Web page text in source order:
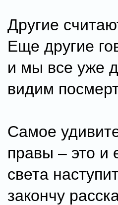
Другие
Еще другие
и мы все уже
видим
Самое
правы – это и
света
закончу